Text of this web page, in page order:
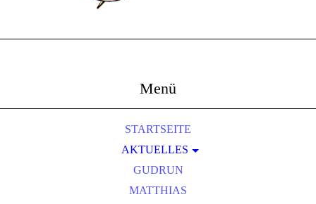
Menü
STARTSEITE
AKTUELLES
AUSSTELLUNGEN
FOTOS UND BERICHTE
GUDRUN
MATTHIAS